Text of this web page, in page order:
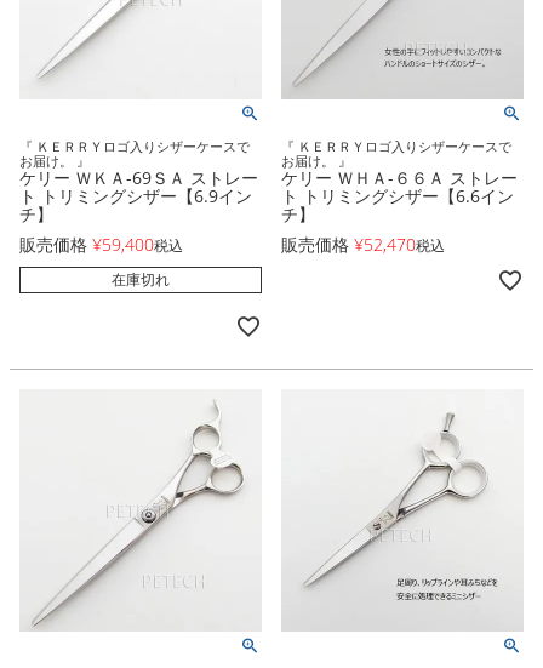
『 ＫＥＲＲＹロゴ入りシザーケースで
お届け。 』
ケリー ＷＫＡ-69ＳＡ ストレー
ト トリミングシザー【6.9イン
チ】
販売価格 ¥59,400税込
在庫切れ
『 ＫＥＲＲＹロゴ入りシザーケースで
お届け。 』
ケリー ＷＨＡ-６６Ａ ストレー
ト トリミングシザー【6.6イン
チ】
販売価格 ¥52,470税込